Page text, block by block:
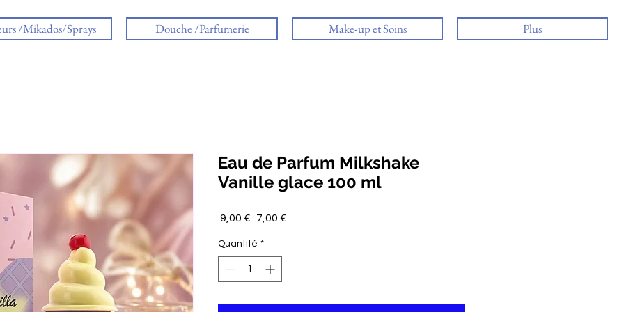
/Mikados/Sprays Douche /Parfumerie Make-up et Soins Plus
Eau de Parfum Milkshake
Vanille glace 100 ml
9,00 € Prix
7,00 €
Quantité *